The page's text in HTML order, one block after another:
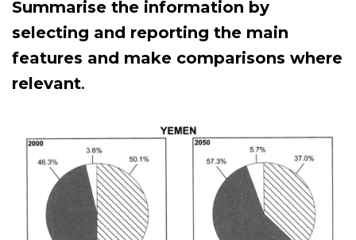
Summarise the information by
selecting and reporting the main
features and make comparisons where
relevant.